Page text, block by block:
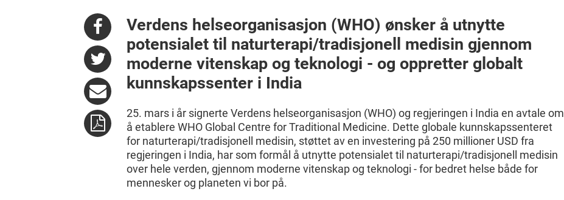
Verdens helseorganisasjon (WHO) ønsker å utnytte
potensialet til naturterapi/tradisjonell medisin gjennom
moderne vitenskap og teknologi - og oppretter globalt
kunnskapssenter i India
25. mars i år signerte Verdens helseorganisasjon (WHO) og regjeringen i India en avtale om
å etablere WHO Global Centre for Traditional Medicine. Dette globale kunnskapssenteret
for naturterapi/tradisjonell medisin, støttet av en investering på 250 millioner USD fra
regjeringen i India, har som formål å utnytte potensialet til naturterapi/tradisjonell medisin
over hele verden, gjennom moderne vitenskap og teknologi - for bedret helse både for
mennesker og planeten vi bor på.